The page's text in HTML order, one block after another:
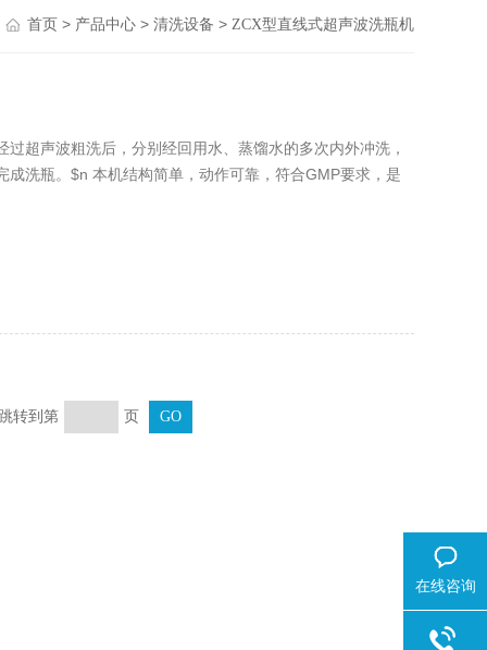
首页> 产品中心> 清洗设备 > ZCX型直线式超声波洗瓶机
超声波粗洗后，分别经回用水、蒸馏水的多次内外冲洗，
洗瓶。$n 本机结构简单，动作可靠，符合GMP要求，是
转到第 页
在线咨询